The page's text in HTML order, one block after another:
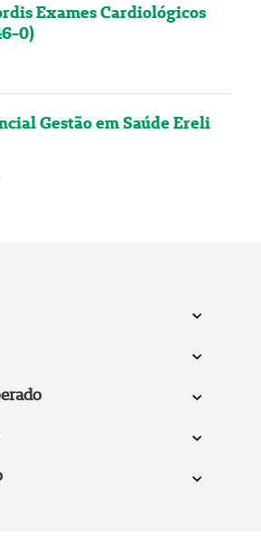
Exames Cardiológicos
0)
Gestão em Saúde Ereli